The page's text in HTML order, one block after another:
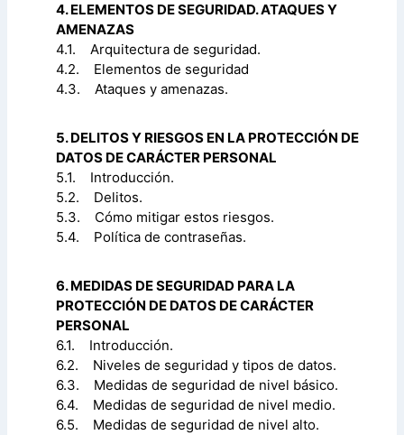
4. ELEMENTOS DE SEGURIDAD. ATAQUES Y
AMENAZAS
4.1. Arquitectura de seguridad.
4.2. Elementos de seguridad
4.3. Ataques y amenazas.
5. DELITOS Y RIESGOS EN LA PROTECCIÓN DE
DATOS DE CARÁCTER PERSONAL
5.1. Introducción.
5.2. Delitos.
5.3. Cómo mitigar estos riesgos.
5.4. Política de contraseñas.
6. MEDIDAS DE SEGURIDAD PARA LA
PROTECCIÓN DE DATOS DE CARÁCTER
PERSONAL
6.1. Introducción.
6.2. Niveles de seguridad y tipos de datos.
6.3. Medidas de seguridad de nivel básico.
6.4. Medidas de seguridad de nivel medio.
6.5. Medidas de seguridad de nivel alto.